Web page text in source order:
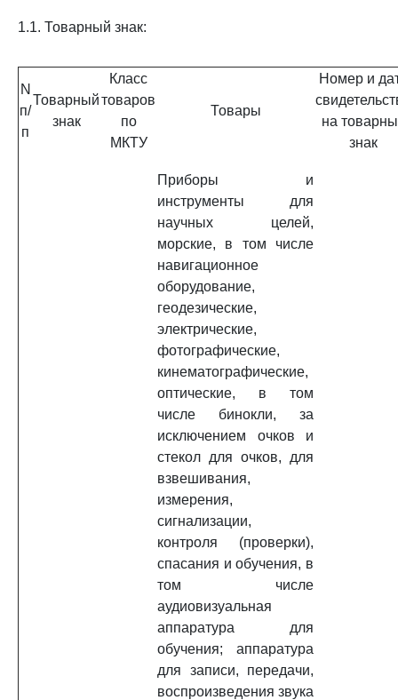
1.1. Товарный знак:
N
п/
п
Товарный
знак
Класс
товаров
по
МКТУ
Товары
Номер и
на
знак
Приборы и
инструменты для
научных целей,
морские, в том числе
навигационное
оборудование,
геодезические,
электрические,
фотографические,
кинематографические,
оптические, в том
числе бинокли, за
исключением очков и
стекол для очков, для
взвешивания,
измерения,
сигнализации,
контроля (проверки),
спасания и обучения, в
том числе
аудиовизуальная
аппаратура для
обучения; аппаратура
для записи, передачи,
воспроизведения звука